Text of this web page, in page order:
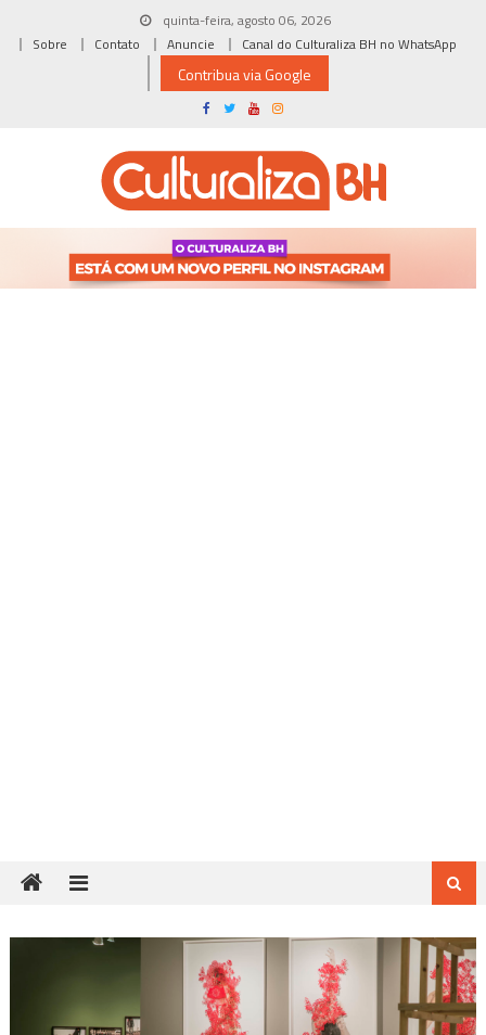
quinta-feira, agosto 06, 2026
Sobre
Contato Anuncie Canal do Culturaliza BH no WhatsApp
Contribua via Google